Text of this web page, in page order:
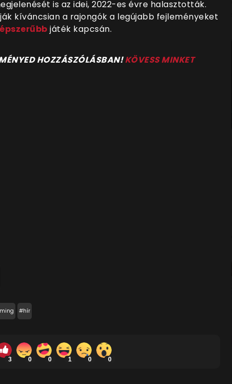
is az idei, 2022-es évre halasztották.
kíváncsian a rajongók a legújabb fejleményeket
játék kapcsán.
HOZZÁSZÓLÁSBAN!KÖVESS MINKET
#hír
3 0 0 1 0 0